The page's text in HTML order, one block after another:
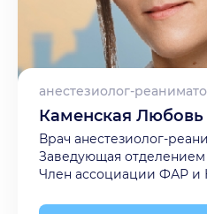
анестезиолог-
Каменская
Врач анестезиолог-
Заведующая отделением
Член ассоциации ФАР